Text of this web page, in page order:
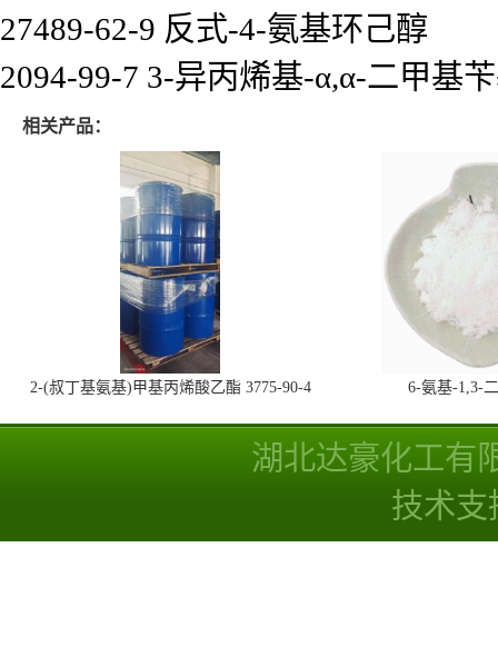
27489-62-9 反式-4-氨基环己醇
2094-99-7 3-异丙烯基-α,α-二甲基
相关产品：
2-(叔丁基氨基)甲基丙烯酸乙酯 3775-90-4 6-氨基-1,3-
湖北达豪化工有
技术